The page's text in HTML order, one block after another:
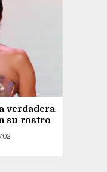
verdadera
su rostro